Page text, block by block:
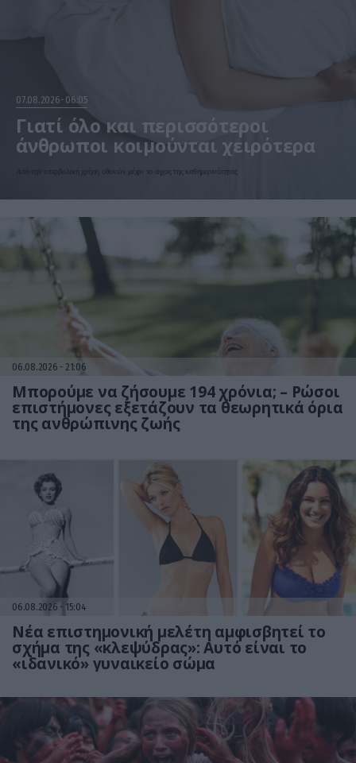
07.08.2026 06:05
Γιατί όλο και περισσότεροι
άνθρωποι κοιμούνται χειρότερα
Από την υπερβολική χρήση οθονών μέχρι το άγχος της καθημερινότητας
06.08.2026 21:06
Μπορούμε να ζήσουμε 194 χρόνια; – Ρώσοι
επιστήμονες εξετάζουν τα θεωρητικά όρια
της ανθρώπινης ζωής
06.08.2026 15:04
Νέα επιστημονική μελέτη αμφισβητεί το
σχήμα της «κλεψύδρας»: Αυτό είναι το
«ιδανικό» γυναικείο σώμα